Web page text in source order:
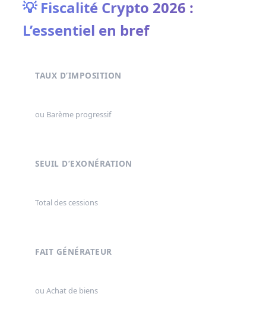
💡 Fiscalité Crypto 2026 :
L’essentiel en bref
TAUX D’IMPOSITION
ou Barème progressif
SEUIL D’EXONÉRATION
Total des cessions
FAIT GÉNÉRATEUR
ou Achat de biens